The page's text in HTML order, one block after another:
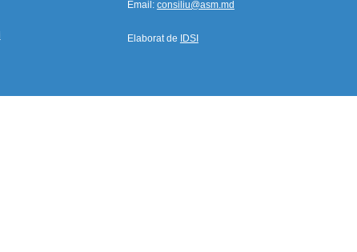
Email: consiliu@asm.md
Elaborat de IDSI